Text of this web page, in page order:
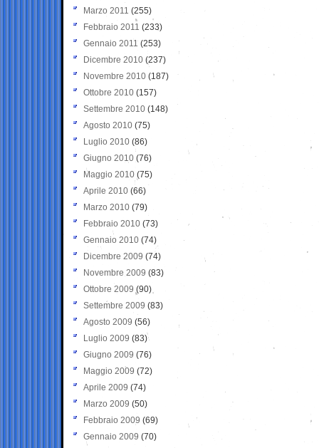
Marzo 2011 (255)
Febbraio 2011 (233)
Gennaio 2011 (253)
Dicembre 2010 (237)
Novembre 2010 (187)
Ottobre 2010 (157)
Settembre 2010 (148)
Agosto 2010 (75)
Luglio 2010 (86)
Giugno 2010 (76)
Maggio 2010 (75)
Aprile 2010 (66)
Marzo 2010 (79)
Febbraio 2010 (73)
Gennaio 2010 (74)
Dicembre 2009 (74)
Novembre 2009 (83)
Ottobre 2009 (90)
Settembre 2009 (83)
Agosto 2009 (56)
Luglio 2009 (83)
Giugno 2009 (76)
Maggio 2009 (72)
Aprile 2009 (74)
Marzo 2009 (50)
Febbraio 2009 (69)
Gennaio 2009 (70)